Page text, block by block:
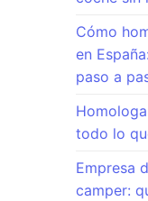
Cómo
en
paso a
todo lo
Empresa
camper: